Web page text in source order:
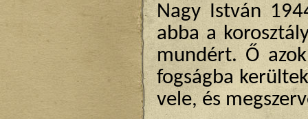
Nagy István
abba a
mundért. Ő
fogságba
vele, és